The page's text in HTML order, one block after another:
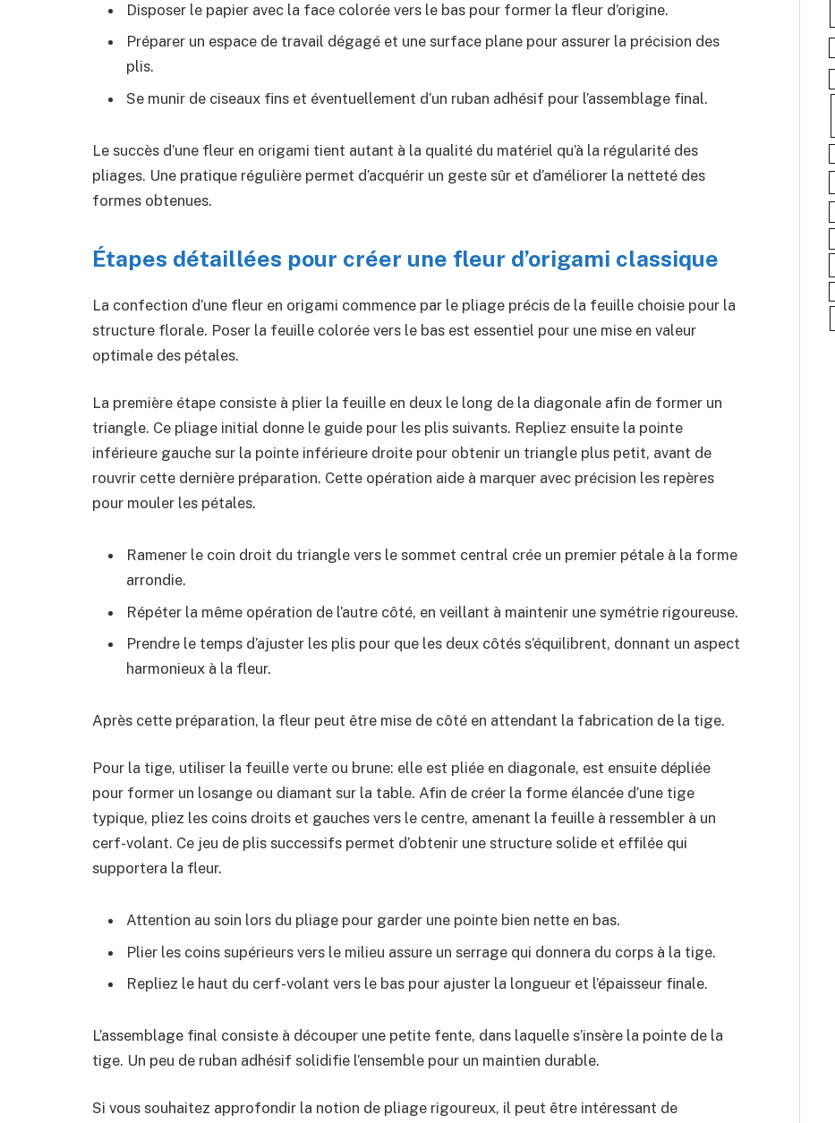
Disposer le papier avec la face colorée vers le bas pour former la fleur d’origine.
Préparer un espace de travail dégagé et une surface plane pour assurer la précision des
plis.
Se munir de ciseaux fins et éventuellement d’un ruban adhésif pour l’assemblage final.
Le succès d’une fleur en origami tient autant à la qualité du matériel qu’à la régularité des
pliages. Une pratique régulière permet d’acquérir un geste sûr et d’améliorer la netteté des
formes obtenues.
Étapes détaillées pour créer une fleur d’origami classique
La confection d’une fleur en origami commence par le pliage précis de la feuille choisie pour la
structure florale. Poser la feuille colorée vers le bas est essentiel pour une mise en valeur
optimale des pétales.
La première étape consiste à plier la feuille en deux le long de la diagonale afin de former un
triangle. Ce pliage initial donne le guide pour les plis suivants. Repliez ensuite la pointe
inférieure gauche sur la pointe inférieure droite pour obtenir un triangle plus petit, avant de
rouvrir cette dernière préparation. Cette opération aide à marquer avec précision les repères
pour mouler les pétales.
Ramener le coin droit du triangle vers le sommet central crée un premier pétale à la forme
arrondie.
Répéter la même opération de l’autre côté, en veillant à maintenir une symétrie rigoureuse.
Prendre le temps d’ajuster les plis pour que les deux côtés s’équilibrent, donnant un aspect
harmonieux à la fleur.
Après cette préparation, la fleur peut être mise de côté en attendant la fabrication de la tige.
Pour la tige, utiliser la feuille verte ou brune: elle est pliée en diagonale, est ensuite dépliée
pour former un losange ou diamant sur la table. Afin de créer la forme élancée d’une tige
typique, pliez les coins droits et gauches vers le centre, amenant la feuille à ressembler à un
cerf-volant. Ce jeu de plis successifs permet d’obtenir une structure solide et effilée qui
supportera la fleur.
Attention au soin lors du pliage pour garder une pointe bien nette en bas.
Plier les coins supérieurs vers le milieu assure un serrage qui donnera du corps à la tige.
Repliez le haut du cerf-volant vers le bas pour ajuster la longueur et l’épaisseur finale.
L’assemblage final consiste à découper une petite fente, dans laquelle s’insère la pointe de la
tige. Un peu de ruban adhésif solidifie l’ensemble pour un maintien durable.
Si vous souhaitez approfondir la notion de pliage rigoureux, il peut être intéressant de